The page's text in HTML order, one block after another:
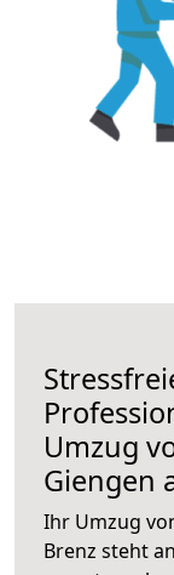
Umzug
Giengen
Ihr Umzug
Brenz steht